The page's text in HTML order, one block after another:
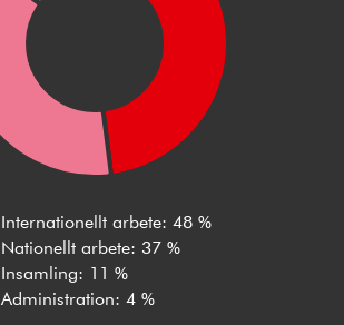
Internationellt arbete: 48 %
Nationellt arbete: 37 %
Insamling: 11 %
Administration: 4 %